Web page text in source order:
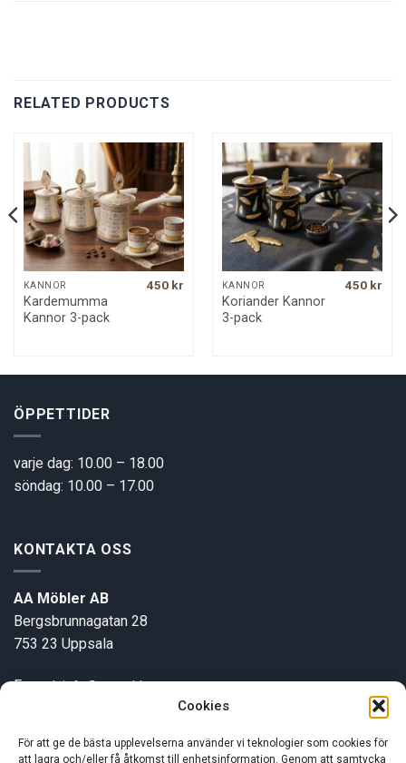
Cookies
För att ge de bästa upplevelserna använder vi teknologier som cookies för
att lagra och/eller få åtkomst till enhetsinformation. Genom att samtycka
RELATED PRODUCTS
KANNOR
Kardemumma
Kannor 3-pack
450 kr KANNOR
Koriander Kannor
3-pack
450 kr
ÖPPETTIDER
varje dag: 10.00 – 18.00
söndag: 10.00 – 17.00
KONTAKTA OSS
AA Möbler AB
Bergsbrunnagatan 28
753 23 Uppsala
E-post:info@aamobler.se